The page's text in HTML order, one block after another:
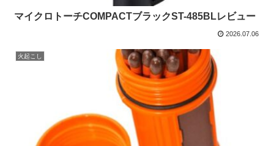
マイクロトーチCOMPACTブラックST-485BLレビュー
2026.07.06
火起こし